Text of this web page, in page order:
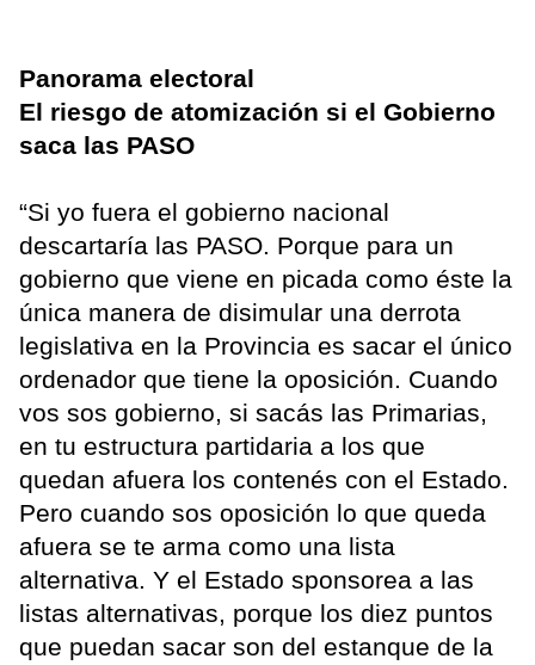
Panorama electoral
El riesgo de atomización si el Gobierno
saca las PASO
“Si yo fuera el gobierno nacional
descartaría las PASO. Porque para un
gobierno que viene en picada como éste la
única manera de disimular una derrota
legislativa en la Provincia es sacar el único
ordenador que tiene la oposición. Cuando
vos sos gobierno, si sacás las Primarias,
en tu estructura partidaria a los que
quedan afuera los contenés con el Estado.
Pero cuando sos oposición lo que queda
afuera se te arma como una lista
alternativa. Y el Estado sponsorea a las
listas alternativas, porque los diez puntos
que puedan sacar son del estanque de la